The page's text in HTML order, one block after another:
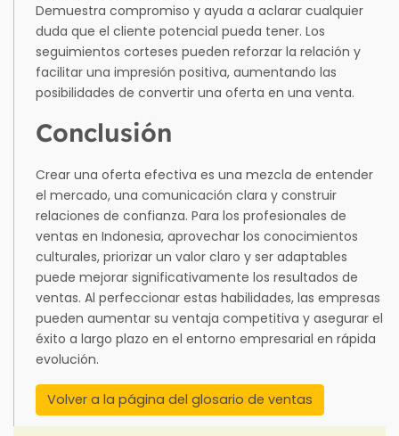
Demuestra compromiso y ayuda a aclarar cualquier
duda que el cliente potencial pueda tener. Los
seguimientos corteses pueden reforzar la relación y
facilitar una impresión positiva, aumentando las
posibilidades de convertir una oferta en una venta.
Conclusión
Crear una oferta efectiva es una mezcla de entender
el mercado, una comunicación clara y construir
relaciones de confianza. Para los profesionales de
ventas en Indonesia, aprovechar los conocimientos
culturales, priorizar un valor claro y ser adaptables
puede mejorar significativamente los resultados de
ventas. Al perfeccionar estas habilidades, las empresas
pueden aumentar su ventaja competitiva y asegurar el
éxito a largo plazo en el entorno empresarial en rápida
evolución.
Volver a la página del glosario de ventas